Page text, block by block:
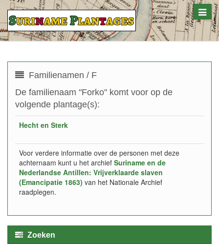
Toggle
Familienamen / F
De familienaam "Forko" komt voor op de
volgende plantage(s):
Hecht en Sterk
Voor verdere informatie over de personen met deze
achternaam kunt u het archief Suriname en de
Nederlandse Antillen: Vrijverklaarde slaven
(Emancipatie 1863) van het Nationale Archief
raadplegen.
Zoeken